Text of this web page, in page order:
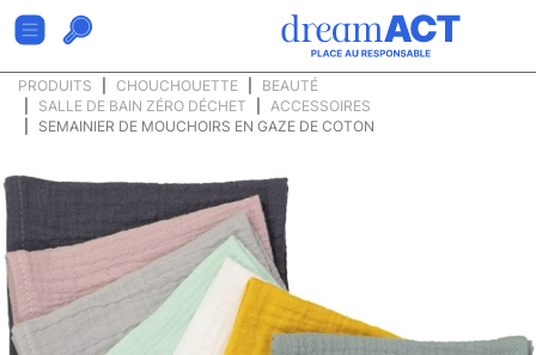
PRODUITS CHOUCHOUETTE
BEAUTÉ
SALLE DE BAIN ZÉRO DÉCHET
ACCESSOIRES
SEMAINIER DE MOUCHOIRS EN GAZE DE COTON